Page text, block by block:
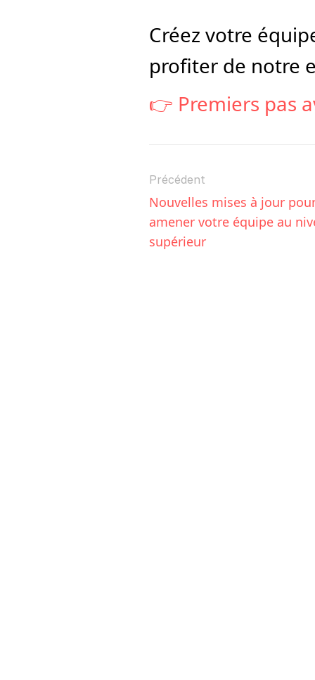
Créez votre
profiter de notre
👉 Premiers pas
Précédent
Nouvelles mises à jour
amener votre équipe au
supérieur